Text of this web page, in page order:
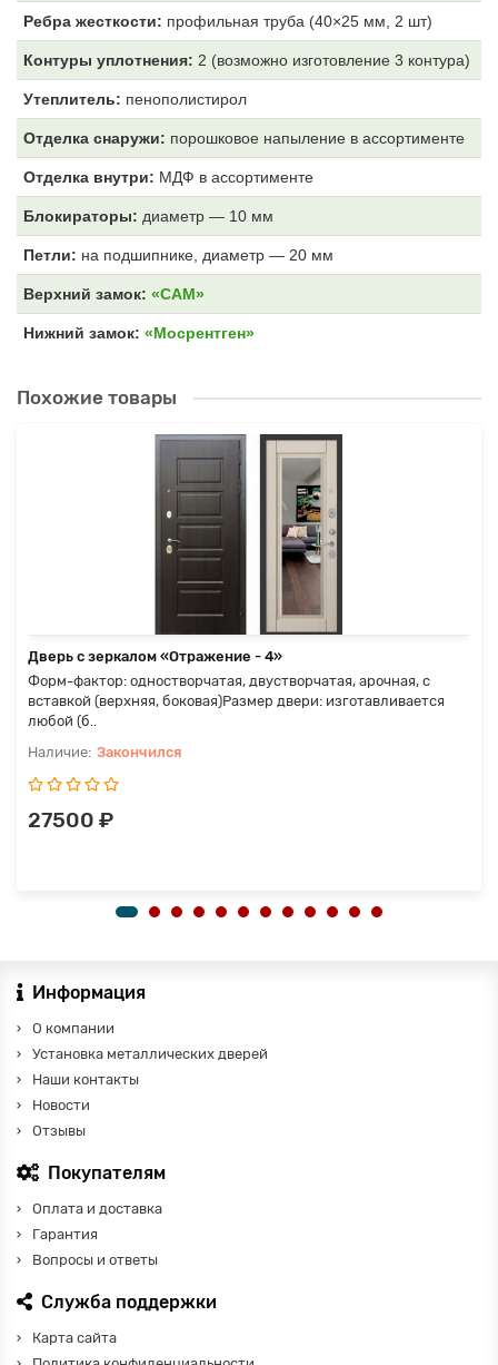
Ребра жесткости: профильная труба (40×25 мм, 2 шт)
Контуры уплотнения: 2 (возможно изготовление 3 контура)
Утеплитель: пенополистирол
Отделка снаружи: порошковое напыление в ассортименте
Отделка внутри: МДФ в ассортименте
Блокираторы: диаметр — 10 мм
Петли: на подшипнике, диаметр — 20 мм
Верхний замок: «САМ»
Нижний замок: «Мосрентген»
Похожие товары
Дверь с зеркалом «Отражение - 4»
Форм-фактор: одностворчатая, двустворчатая, арочная, с
вставкой (верхняя, боковая)Размер двери: изготавливается
любой (б..
Закончился
27500 ₽
Информация
О компании
Установка металлических дверей
Наши контакты
Новости
Отзывы
Покупателям
Оплата и доставка
Гарантия
Вопросы и ответы
Служба поддержки
Карта сайта